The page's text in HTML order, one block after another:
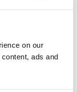
on our
ads and